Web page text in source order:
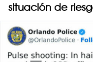
situación de